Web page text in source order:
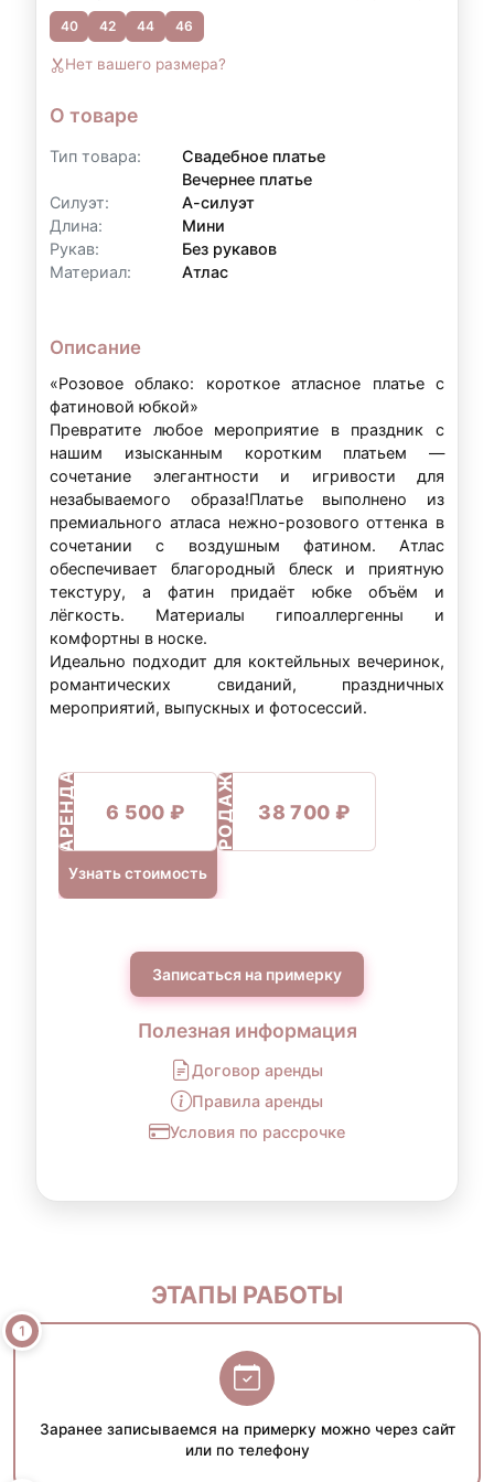
40 42 44 46
Нет вашего размера?
О товаре
Тип товара:
Свадебное платье
Вечернее платье
Силуэт:
А-силуэт
Длина:
Мини
Рукав:
Без рукавов
Материал:
Атлас
Описание
«Розовое облако: короткое атласное платье с
фатиновой юбкой»
Превратите любое мероприятие в праздник с
нашим изысканным коротким платьем —
сочетание элегантности и игривости для
незабываемого образа!Платье выполнено из
премиального атласа нежно-розового оттенка в
сочетании с воздушным фатином. Атлас
обеспечивает благородный блеск и приятную
текстуру, а фатин придаёт юбке объём и
лёгкость. Материалы гипоаллергенны и
комфортны в носке.
Идеально подходит для коктейльных вечеринок,
романтических свиданий, праздничных
мероприятий, выпускных и фотосессий.
АРЕНДА 6 500 ₽
Узнать стоимость
ПРОДАЖА 38 700 ₽
Записаться на примерку
Полезная информация
Договор аренды
Правила аренды
Условия по рассрочке
ЭТАПЫ РАБОТЫ
Заранее записываемся на примерку можно через сайт
или по телефону
Контакты для уточнения:
По всем вопросам, связанным с
оформлением рассрочки, вы можете
+7 (903) 718-28-15
WhatsApp:
+7 (903) 718-28-15
Режим работы:вт–вс: 11:00–20:00
варьироваться в зависимости от суммы аренды
и индивидуальных обстоятельств. Точные
условия уточняйте у наших менеджеров.